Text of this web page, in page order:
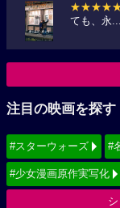
ても、永...
注目の映画を探す
#スターウォーズ #
#少女漫画原作実写化